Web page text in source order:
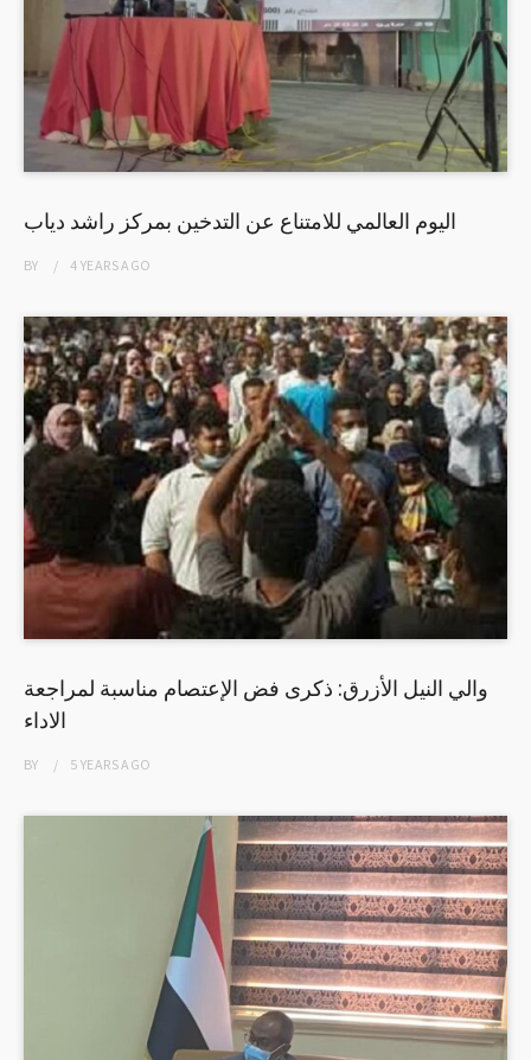
اليوم العالمي للامتناع عن التدخين بمركز راشد دياب
BY 4 YEARSAGO
والي النيل الأزرق: ذكرى فض الإعتصام مناسبة لمراجعة
الاداء
BY 5 YEARSAGO